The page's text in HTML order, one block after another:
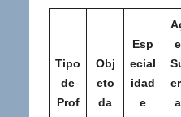
Tipo
de
Prof
Obj
eto
da
Esp
ecial
idad
e